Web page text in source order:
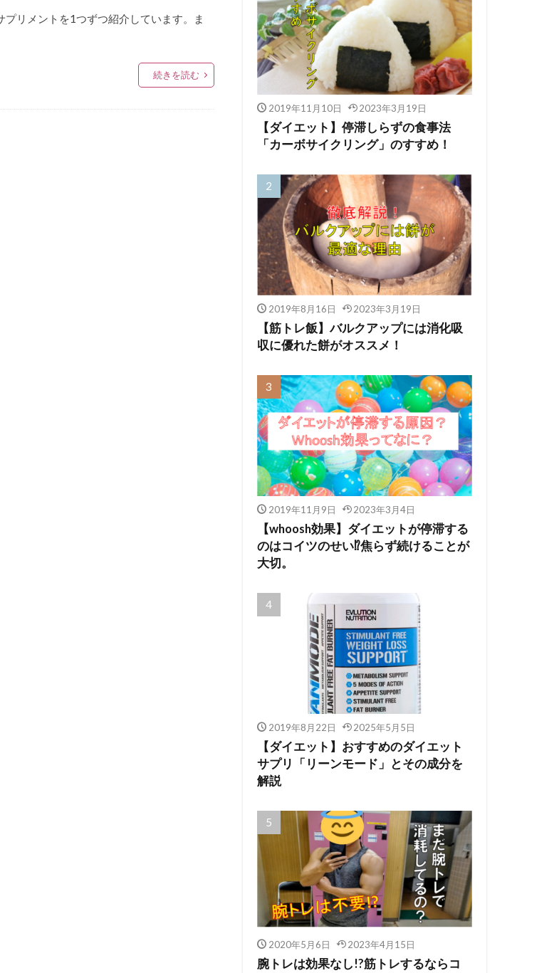
リメントを1つずつ紹介しています。ま
続きを読む
2019年11月10日 2023年3月19日
【ダイエット】停滞しらずの食事法
「カーボサイクリング」のすすめ！
2019年8月16日 2023年3月19日
【筋トレ飯】バルクアップには消化吸
収に優れた餅がオススメ！
2019年11月9日 2023年3月4日
【whoosh効果】ダイエットが停滞する
のはコイツのせい⁉焦らず続けることが
大切。
2019年8月22日 2025年5月5日
【ダイエット】おすすめのダイエット
サプリ「リーンモード」とその成分を
解説
2020年5月6日 2023年4月15日
腕トレは効果なし!?筋トレするならコ